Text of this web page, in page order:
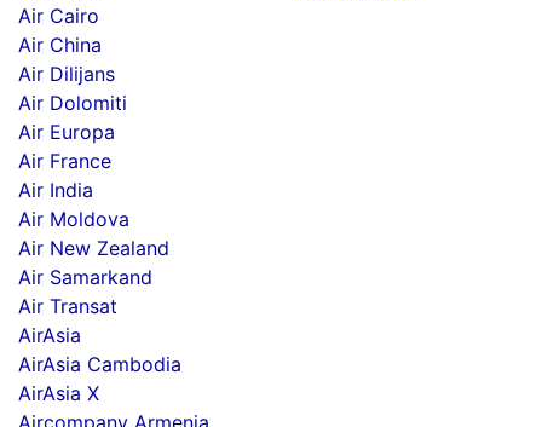
Air Cairo
Air China
Air Dilijans
Air Dolomiti
Air Europa
Air France
Air India
Air Moldova
Air New Zealand
Air Samarkand
Air Transat
AirAsia
AirAsia Cambodia
AirAsia X
Aircompany Armenia